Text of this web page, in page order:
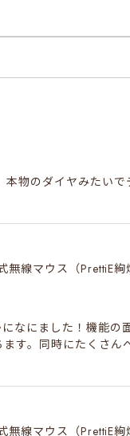
物のダイヤみたいで
線マウス（PrettiE絢
なにました！機能の
す。同時にたくさん
線マウス（PrettiE絢